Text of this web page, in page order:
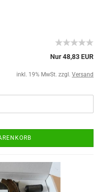
Nur 48,83 EUR
inkl. 19% MwSt. zzgl. Versand